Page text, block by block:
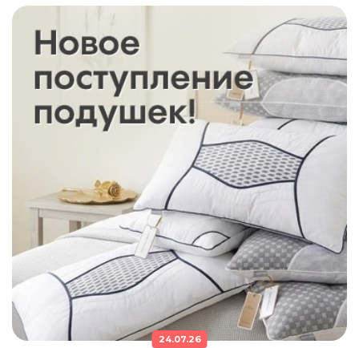
24.07.26